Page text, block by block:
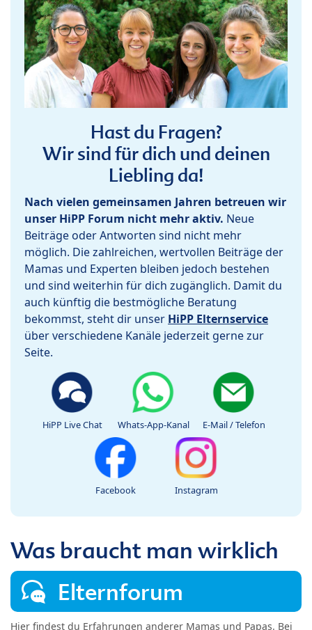
Hast du Fragen?
Wir sind für dich und deinen
Liebling da!
Nach vielen gemeinsamen Jahren betreuen wir
unser HiPP Forum nicht mehr aktiv. Neue
Beiträge oder Antworten sind nicht mehr
möglich. Die zahlreichen, wertvollen Beiträge der
Mamas und Experten bleiben jedoch bestehen
und sind weiterhin für dich zugänglich. Damit du
auch künftig die bestmögliche Beratung
bekommst, steht dir unser HiPP Elternservice
über verschiedene Kanäle jederzeit gerne zur
Seite.
HiPP Live Chat Whats-App-Kanal E-Mail / Telefon
Facebook Instagram
Was braucht man wirklich
Elternforum
Hier findest du Erfahrungen anderer Mamas und Papas. Bei